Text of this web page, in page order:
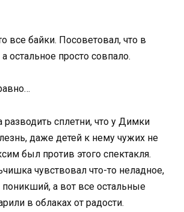
все байки. Посоветовал, что в
остальное просто совпало.
сплетни, что у Димки
даже детей к нему чужих не
был против этого спектакля.
чувствовал что-то неладное,
а вот все остальные
в облаках от радости.